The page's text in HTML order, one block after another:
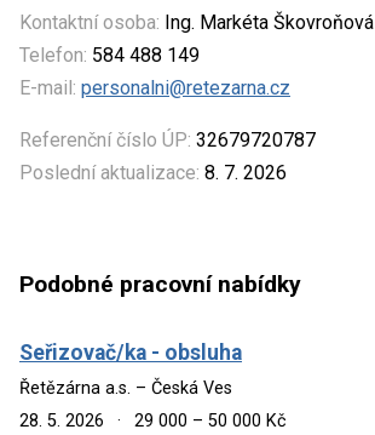
Kontaktní osoba: Ing. Markéta Škovroňová
Telefon: 584 488 149
E-mail: personalni@retezarna.cz
Referenční číslo ÚP: 32679720787
Poslední aktualizace: 8. 7. 2026
Podobné pracovní nabídky
Seřizovač/ka - obsluha
Řetězárna a.s. – Česká Ves
28. 5. 2026
· 29 000 – 50 000 Kč